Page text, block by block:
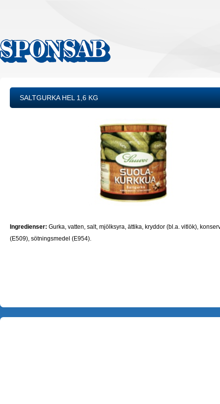
SALTGURKA HEL 1,6 KG
Ingredienser: Gurka, vatten, salt, mjölksyra, ättika, kryddor (bl.a. vitlök),
(E509), sötningsmedel (E954).